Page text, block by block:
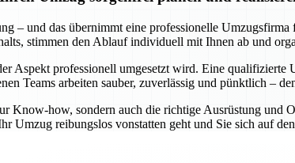
– und das übernimmt eine professionelle
stimmen den Ablauf individuell mit Ihnen ab und
Aspekt professionell umgesetzt wird. Eine
Teams arbeiten sauber, zuverlässig und pünktlich –
Know-how, sondern auch die richtige Ausrüstung und
Umzug reibungslos vonstatten geht und Sie sich auf